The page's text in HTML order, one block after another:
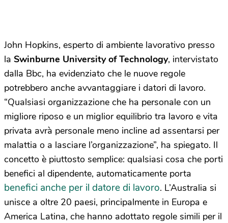
John Hopkins, esperto di ambiente lavorativo presso
la Swinburne University of Technology, intervistato
dalla Bbc, ha evidenziato che le nuove regole
potrebbero anche avvantaggiare i datori di lavoro.
“Qualsiasi organizzazione che ha personale con un
migliore riposo e un miglior equilibrio tra lavoro e vita
privata avrà personale meno incline ad assentarsi per
malattia o a lasciare l’organizzazione”, ha spiegato. Il
concetto è piuttosto semplice: qualsiasi cosa che porti
benefici al dipendente, automaticamente porta
benefici anche per il datore di lavoro. L’Australia si
unisce a oltre 20 paesi, principalmente in Europa e
America Latina, che hanno adottato regole simili per il